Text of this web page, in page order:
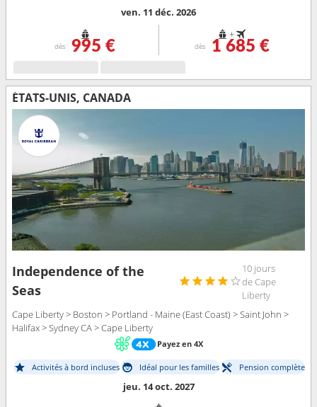
ven. 11 déc. 2026
dès 995 €
+
dès 1 685 €
ÉTATS-UNIS, CANADA
Independence of the
Seas
10 jours
de Cape
Liberty
Cape Liberty > Boston > Portland - Maine (East Coast) > Saint John >
Halifax > Sydney CA > Cape Liberty
Payez en 4X
Activités à bord incluses Idéal pour les familles Pension complète
jeu. 14 oct. 2027